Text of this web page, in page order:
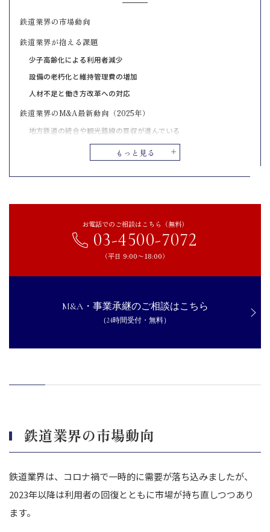
もっと見る
鉄道業界の市場動向
鉄道業界が抱える課題
少子高齢化による利用者減少
設備の老朽化と維持管理費の増加
人材不足と働き方改革への対応
鉄道業界のM&A最新動向（2025年）
地方鉄道の統合や観光路線の買収が進んでいる
鉄道会社による異業種への参入と事業の多角化が加速
路線ネットワークの拡充によって利用者の利便性を高められる
設備投資や車両調達のスケールメリットを生かせる
経営基盤を強化し地域の公共交通維持に貢献できる
鉄道業界がM&Aをするデメリット
地域ごとの運行ニーズや文化の違いによる統合後の調整負担が大き
老朽化設備や赤字路線を引き継ぐことで財務リスクが増す
労働組合や従業員との雇用条件調整に時間とコストがかかる
株式会社ジェイ・ケイ・エフによる新潟トランシス株式会社のM&A
まとめ│鉄道業界のM&A動向を押さえてM&Aを成功させましょ
う
お電話でのご相談はこちら（無料）
03-4500-7072
（平日 9:00〜18:00）
M&A・事業承継のご相談はこちら
（24時間受付・無料）
鉄道業界の市場動向
鉄道業界は、コロナ禍で一時的に需要が落ち込みましたが、
2023年以降は利用者の回復とともに市場が持ち直しつつあり
ます。